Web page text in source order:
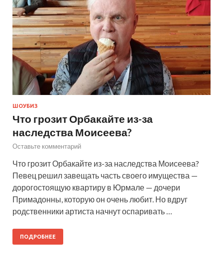
ШОУБИЗ
Что грозит Орбакайте из-за
наследства Моисеева?
Оставьте комментарий
Что грозит Орбакайте из-за наследства Моисеева?
Певец решил завещать часть своего имущества —
дорогостоящую квартиру в Юрмале — дочери
Примадонны, которую он очень любит. Но вдруг
родственники артиста начнут оспаривать …
ПОДРОБНЕЕ